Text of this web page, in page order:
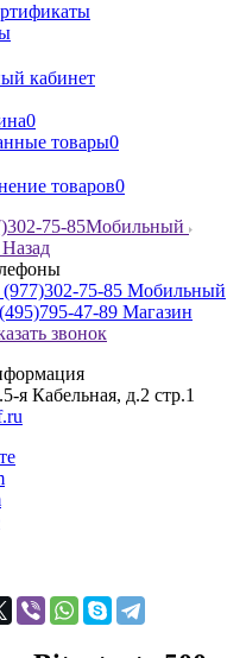
кабинет
0
товары0
товаров0
75-85Мобильный
Назад
75-85 Мобильный
47-89 Магазин
звонок
я Кабельная, д.2 стр.1